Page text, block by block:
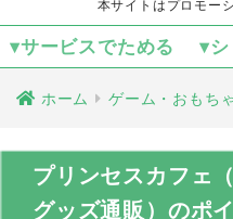
本サイトはプロモー
▾サービスでためる ▾シ
ホーム ゲーム・おもち
プリンセスカフェ
グッズ通販）のポ